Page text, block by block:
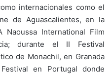
internacionales como el
de Aguascalientes, en la
Naoussa International Film
durante el II Festival
de Monachil, en Granada
en Portugal donde